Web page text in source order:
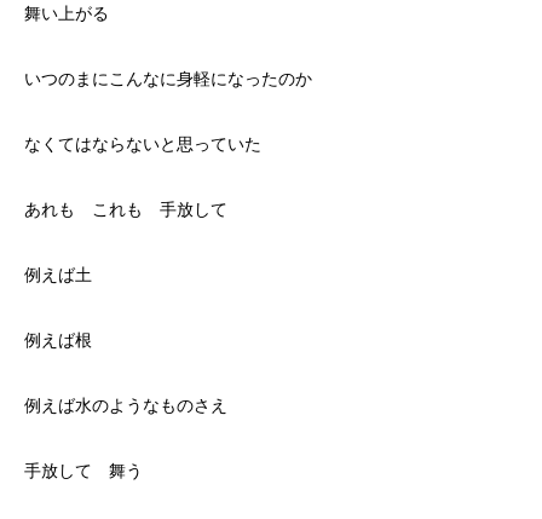
舞い上がる
いつのまにこんなに身軽になったのか
なくてはならないと思っていた
あれも これも 手放して
例えば土
例えば根
例えば水のようなものさえ
手放して 舞う